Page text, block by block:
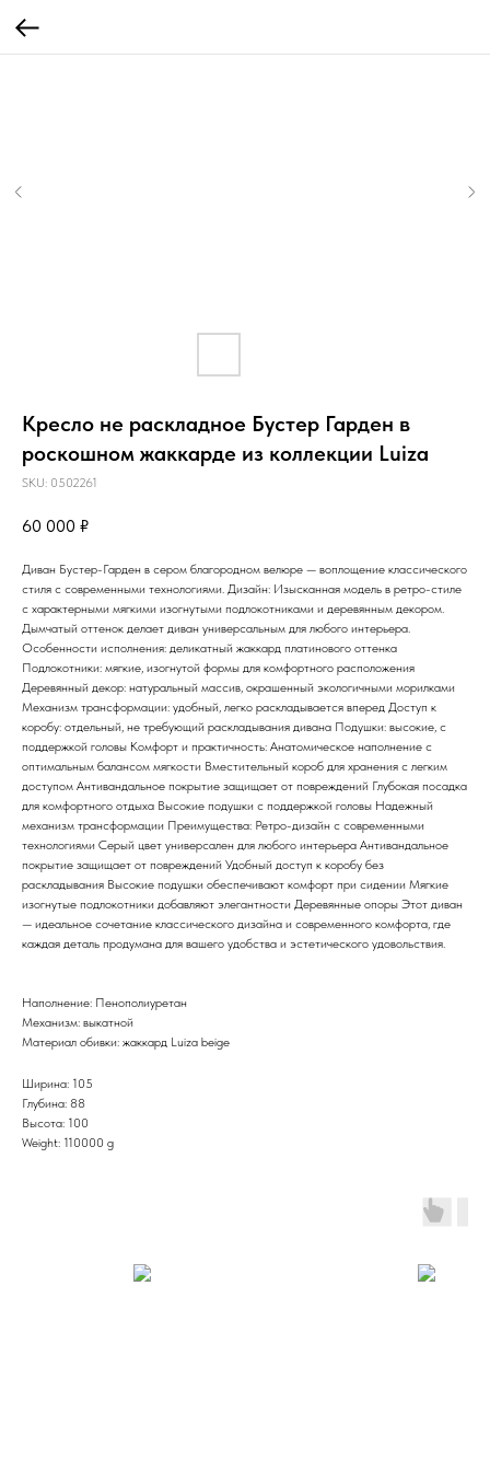
Кресло не раскладное Бустер Гарден в
роскошном жаккарде из коллекции Luiza
SKU: 0502261
60 000 ₽
Диван Бустер-Гарден в сером благородном велюре — воплощение классического
стиля с современными технологиями. Дизайн: Изысканная модель в ретро-стиле
с характерными мягкими изогнутыми подлокотниками и деревянным декором.
Дымчатый оттенок делает диван универсальным для любого интерьера.
Особенности исполнения: деликатный жаккард платинового оттенка
Подлокотники: мягкие, изогнутой формы для комфортного расположения
Деревянный декор: натуральный массив, окрашенный экологичными морилками
Механизм трансформации: удобный, легко раскладывается вперед Доступ к
коробу: отдельный, не требующий раскладывания дивана Подушки: высокие, с
поддержкой головы Комфорт и практичность: Анатомическое наполнение с
оптимальным балансом мягкости Вместительный короб для хранения с легким
доступом Антивандальное покрытие защищает от повреждений Глубокая посадка
для комфортного отдыха Высокие подушки с поддержкой головы Надежный
механизм трансформации Преимущества: Ретро-дизайн с современными
технологиями Серый цвет универсален для любого интерьера Антивандальное
покрытие защищает от повреждений Удобный доступ к коробу без
раскладывания Высокие подушки обеспечивают комфорт при сидении Мягкие
изогнутые подлокотники добавляют элегантности Деревянные опоры Этот диван
— идеальное сочетание классического дизайна и современного комфорта, где
каждая деталь продумана для вашего удобства и эстетического удовольствия.
Наполнение: Пенополиуретан
Механизм: выкатной
Материал обивки: жаккард Luiza beige
Ширина: 105
Глубина: 88
Высота: 100
Weight: 110000 g